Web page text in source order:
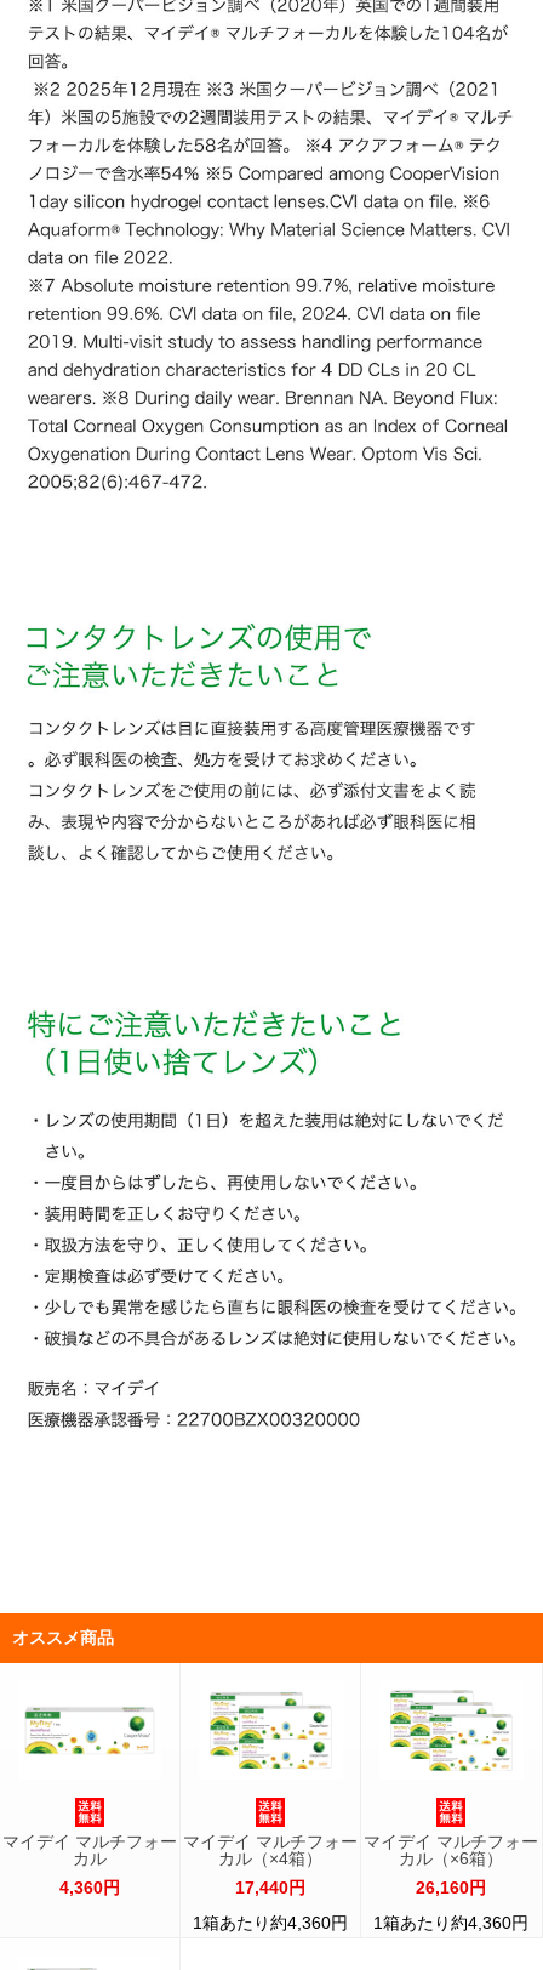
オススメ商品
マイデイ マルチフォー
カル
4,360円
マイデイ マルチフォー
カル（×4箱）
17,440円
1箱あたり約4,360円
マイデイ マルチフォー
カル（×6箱）
26,160円
1箱あたり約4,360円